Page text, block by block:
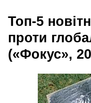
Топ‑5
проти
(«Фокус»,